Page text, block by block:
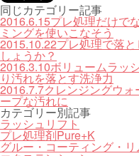
同じカテゴリー記事
2016.6.15プレ処理だけで
ミングを使いこなそう
2015.10.22プレ処理で落
しょうか？
2016.3.10ボリュームラッ
り汚れを落とす洗浄力
2016.7.7クレンジングウォ
ープな汚れに
カテゴリー別記事
ラッシュリフト
プレ処理剤Pure+K
グルー・コーティング・